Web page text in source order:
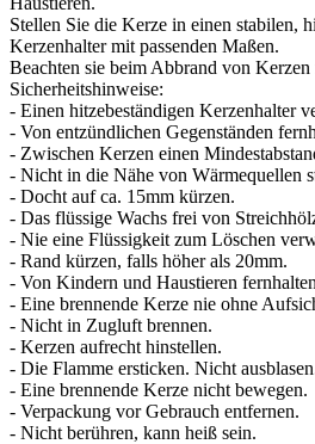
Stellen Sie die Kerze in einen stabilen,
Kerzenhalter mit passenden Maßen.
Beachten sie beim Abbrand von
Sicherheitshinweise:
- Einen hitzebeständigen Kerzenhalter
- Von entzündlichen Gegenständen
- Zwischen Kerzen einen
- Nicht in die Nähe von Wärmequellen
- Docht auf ca. 15mm kürzen.
- Das flüssige Wachs frei von
- Nie eine Flüssigkeit zum Löschen
- Rand kürzen, falls höher als 20mm.
- Von Kindern und Haustieren
- Eine brennende Kerze nie ohne
- Nicht in Zugluft brennen.
- Kerzen aufrecht hinstellen.
- Die Flamme ersticken. Nicht
- Eine brennende Kerze nicht bewegen.
- Verpackung vor Gebrauch entfernen.
- Nicht berühren, kann heiß sein.